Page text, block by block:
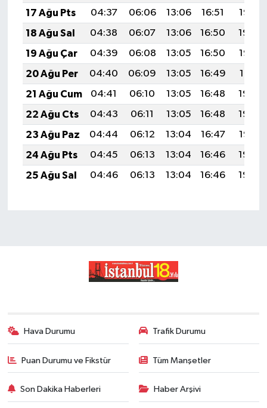
17 Ağu Pts
04:37 06:06 13:06 16:51
19:55
18 Ağu Sal
04:38 06:07 13:06 16:50
19:54
19 Ağu Çar
04:39 06:08 13:05 16:50
19:53
20 Ağu Per
04:40 06:09 13:05 16:49
19:51
21 Ağu Cum
04:41 06:10 13:05 16:48
19:50
22 Ağu Cts
04:43 06:11 13:05 16:48
19:49
23 Ağu Paz
04:44 06:12 13:04 16:47
19:47
24 Ağu Pts
04:45 06:13 13:04 16:46
19:46
25 Ağu Sal
04:46 06:13 13:04 16:46 19:44
Hava Durumu Trafik Durumu
Puan Durumu ve Fikstür Tüm Manşetler
Son Dakika Haberleri Haber Arşivi